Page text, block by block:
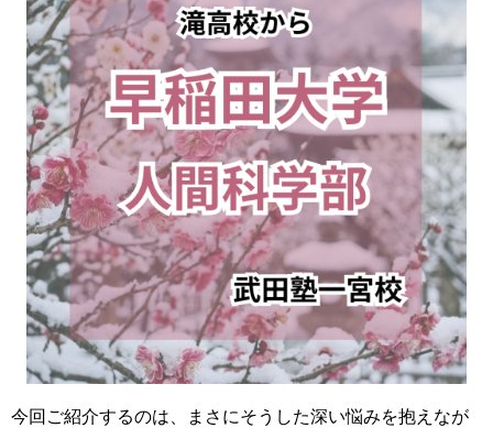
今回ご紹介するのは、まさにそうした深い悩みを抱えなが